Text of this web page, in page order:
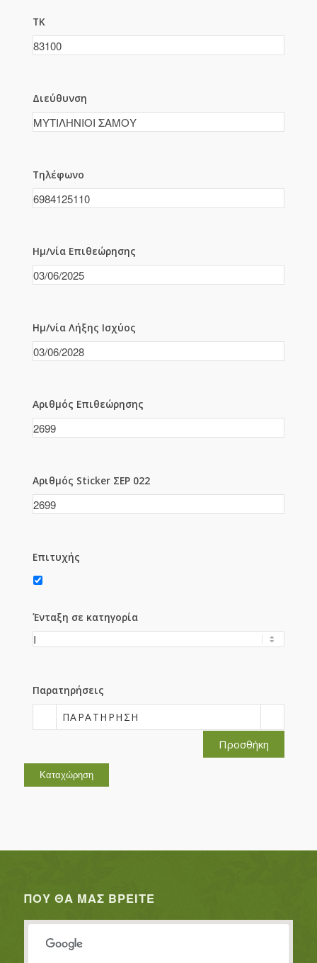
ΤΚ
Διεύθυνση
Τηλέφωνο
Ημ/νία Επιθεώρησης
Ημ/νία Λήξης Ισχύος
Αριθμός Επιθεώρησης
Αριθμός Sticker ΣΕΡ 022
Επιτυχής
Ένταξη σε κατηγορία
Παρατηρήσεις
ΠΑΡΑΤΉΡΗΣΗ
Προσθήκη
ΠΟΥ ΘΑ ΜΑΣ ΒΡΕΊΤΕ